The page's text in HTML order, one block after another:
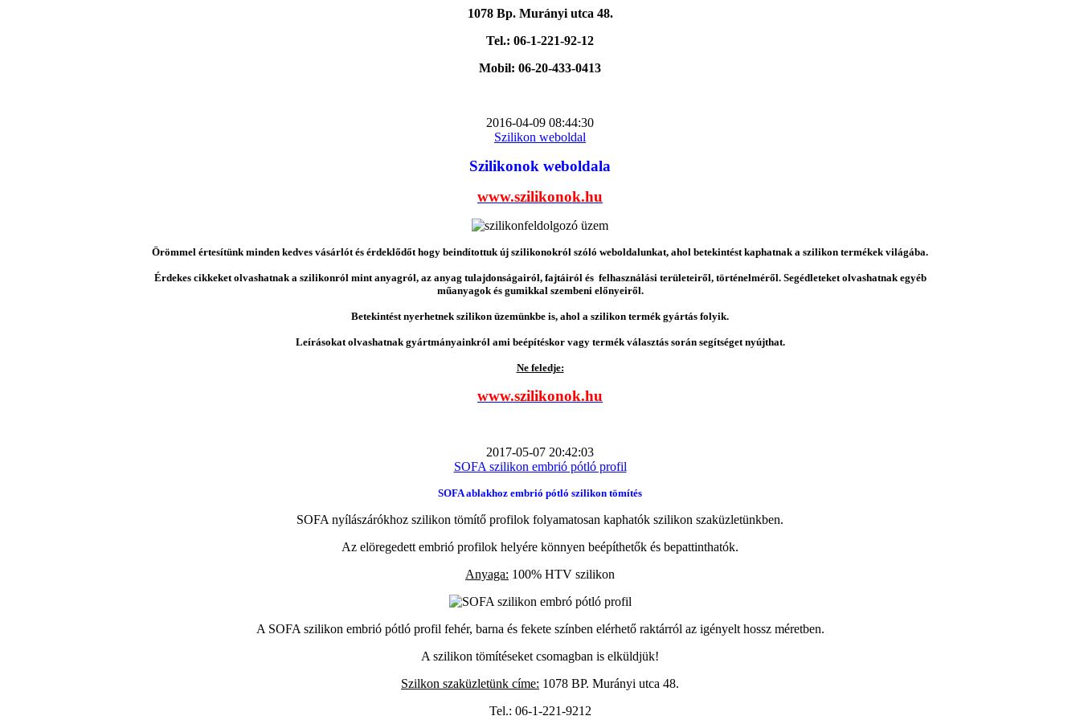
1078 Bp. Murányi utca 48.
Tel.: 06-1-221-92-12
Mobil: 06-20-433-0413
2016-04-09 08:44:30
Szilikon weboldal
Szilikonok weboldala
www.szilikonok.hu
Örömmel értesítünk minden kedves vásárlót és érdeklődőt hogy beindítottuk új szilikonokról szóló weboldalunkat, ahol betekintést kaphatnak a szilikon termékek világába.
Érdekes cikkeket olvashatnak a szilikonról mint anyagról, az anyag tulajdonságairól, fajtáiról és felhasználási területeiről, történelméről. Segédleteket olvashatnak egyéb
műanyagok és gumikkal szembeni előnyeiről.
Betekintést nyerhetnek szilikon üzemünkbe is, ahol a szilikon termék gyártás folyik.
Leírásokat olvashatnak gyártmányainkról ami beépítéskor vagy termék választás során segítséget nyújthat.
Ne feledje:
www.szilikonok.hu
2017-05-07 20:42:03
SOFA szilikon embrió pótló profil
SOFA ablakhoz embrió pótló szilikon tömítés
SOFA nyílászárókhoz szilikon tömítő profilok folyamatosan kaphatók szilikon szaküzletünkben.
Az elöregedett embrió profilok helyére könnyen beépíthetők és bepattinthatók.
Anyaga: 100% HTV szilikon
A SOFA szilikon embrió pótló profil fehér, barna és fekete színben elérhető raktárról az igényelt hossz méretben.
A szilikon tömítéseket csomagban is elküldjük!
Szilkon szaküzletünk címe: 1078 BP. Murányi utca 48.
Tel.: 06-1-221-9212